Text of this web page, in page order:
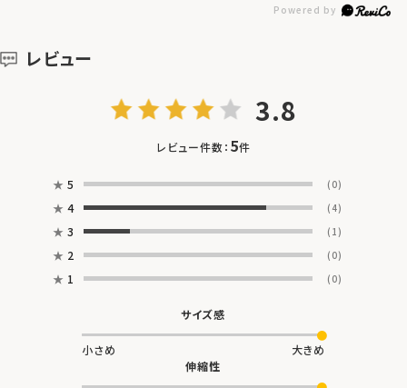
レビュー
3.8
レビュー件数： 5件
★ 5 (0)
★ 4 (4)
★ 3 (1)
★ 2 (0)
★ 1 (0)
サイズ感
小さめ
大きめ
伸縮性